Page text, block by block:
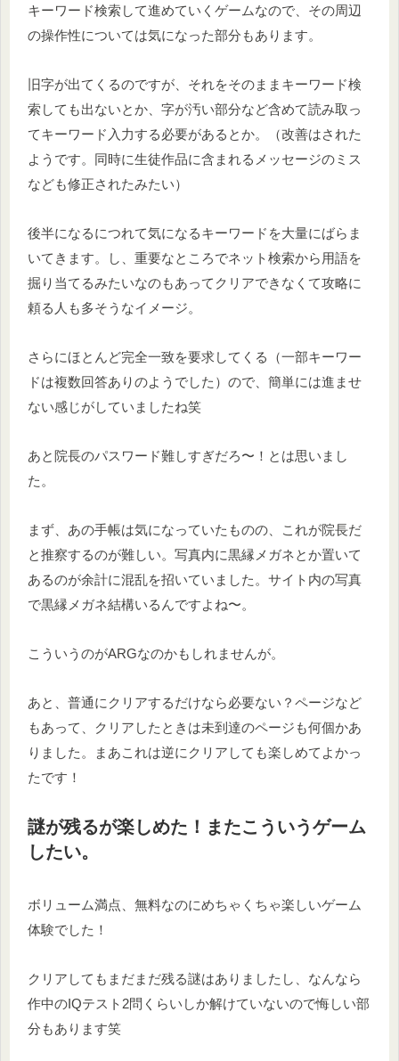
キーワード検索して進めていくゲームなので、その周辺
の操作性については気になった部分もあります。
旧字が出てくるのですが、それをそのままキーワード検
索しても出ないとか、字が汚い部分など含めて読み取っ
てキーワード入力する必要があるとか。（改善はされた
ようです。同時に生徒作品に含まれるメッセージのミス
なども修正されたみたい）
後半になるにつれて気になるキーワードを大量にばらま
いてきます。し、重要なところでネット検索から用語を
掘り当てるみたいなのもあってクリアできなくて攻略に
頼る人も多そうなイメージ。
さらにほとんど完全一致を要求してくる（一部キーワー
ドは複数回答ありのようでした）ので、簡単には進ませ
ない感じがしていましたね笑
あと院長のパスワード難しすぎだろ〜！とは思いまし
た。
まず、あの手帳は気になっていたものの、これが院長だ
と推察するのが難しい。写真内に黒縁メガネとか置いて
あるのが余計に混乱を招いていました。サイト内の写真
で黒縁メガネ結構いるんですよね〜。
こういうのがARGなのかもしれませんが。
あと、普通にクリアするだけなら必要ない？ページなど
もあって、クリアしたときは未到達のページも何個かあ
りました。まあこれは逆にクリアしても楽しめてよかっ
たです！
謎が残るが楽しめた！またこういうゲーム
したい。
ボリューム満点、無料なのにめちゃくちゃ楽しいゲーム
体験でした！
クリアしてもまだまだ残る謎はありましたし、なんなら
作中のIQテスト2問くらいしか解けていないので悔しい部
分もあります笑